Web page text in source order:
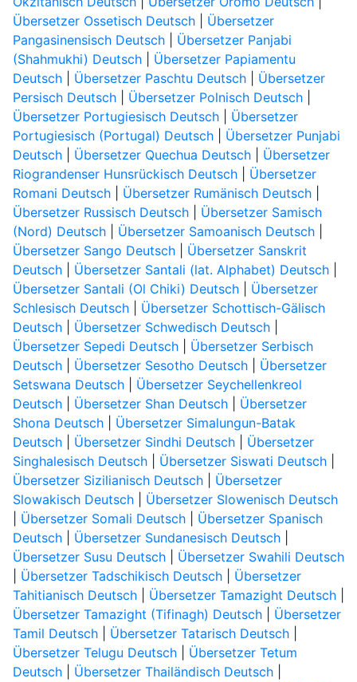
Übersetzer Ossetisch Deutsch| Übersetzer
Pangasinensisch Deutsch| Übersetzer Panjabi
(Shahmukhi) Deutsch| Übersetzer Papiamentu
Deutsch| Übersetzer Paschtu Deutsch| Übersetzer
Persisch Deutsch| Übersetzer Polnisch Deutsch|
Übersetzer Portugiesisch Deutsch| Übersetzer
Portugiesisch (Portugal) Deutsch| Übersetzer Punjabi
Deutsch| Übersetzer Quechua Deutsch| Übersetzer
Riograndenser Hunsrückisch Deutsch| Übersetzer
Romani Deutsch| Übersetzer Rumänisch Deutsch|
Übersetzer Russisch Deutsch| Übersetzer Samisch
(Nord) Deutsch| Übersetzer Samoanisch Deutsch|
Übersetzer Sango Deutsch| Übersetzer Sanskrit
Deutsch| Übersetzer Santali (lat. Alphabet) Deutsch|
Übersetzer Santali (Ol Chiki) Deutsch| Übersetzer
Schlesisch Deutsch| Übersetzer Schottisch-Gälisch
Deutsch| Übersetzer Schwedisch Deutsch|
Übersetzer Sepedi Deutsch| Übersetzer Serbisch
Deutsch| Übersetzer Sesotho Deutsch| Übersetzer
Setswana Deutsch| Übersetzer Seychellenkreol
Deutsch| Übersetzer Shan Deutsch| Übersetzer
Shona Deutsch| Übersetzer Simalungun-Batak
Deutsch| Übersetzer Sindhi Deutsch| Übersetzer
Singhalesisch Deutsch| Übersetzer Siswati Deutsch|
Übersetzer Sizilianisch Deutsch| Übersetzer
Slowakisch Deutsch| Übersetzer Slowenisch Deutsch
Übersetzer Somali Deutsch| Übersetzer Spanisch
Deutsch| Übersetzer Sundanesisch Deutsch|
Übersetzer Susu Deutsch| Übersetzer Swahili Deutsch
Übersetzer Tadschikisch Deutsch| Übersetzer
Tahitianisch Deutsch| Übersetzer Tamazight Deutsch|
Übersetzer Tamazight (Tifinagh) Deutsch| Übersetzer
Tamil Deutsch| Übersetzer Tatarisch Deutsch|
Übersetzer Telugu Deutsch| Übersetzer Tetum
Deutsch| Übersetzer Thailändisch Deutsch|